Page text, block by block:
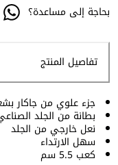
بحاجة إلى مساعدة؟
تفاصيل المنتج
جزء علوي من جاكار
بطانة من الجلد
نعل خارجي من الجلد
سهل الارتداء
كعب 5.5 سم